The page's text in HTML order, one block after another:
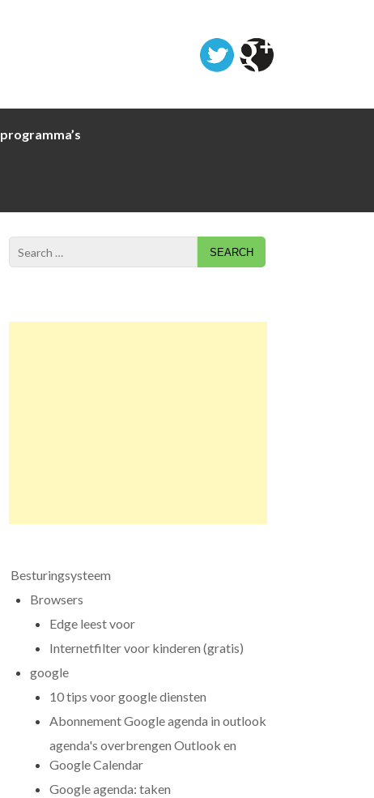
programma’s
Search
for:
Besturingsysteem
Browsers
Edge leest voor
Internetfilter voor kinderen (gratis)
google
10 tips voor google diensten
Abonnement Google agenda in outlook
agenda's overbrengen Outlook en
Google Calendar
Google agenda: taken